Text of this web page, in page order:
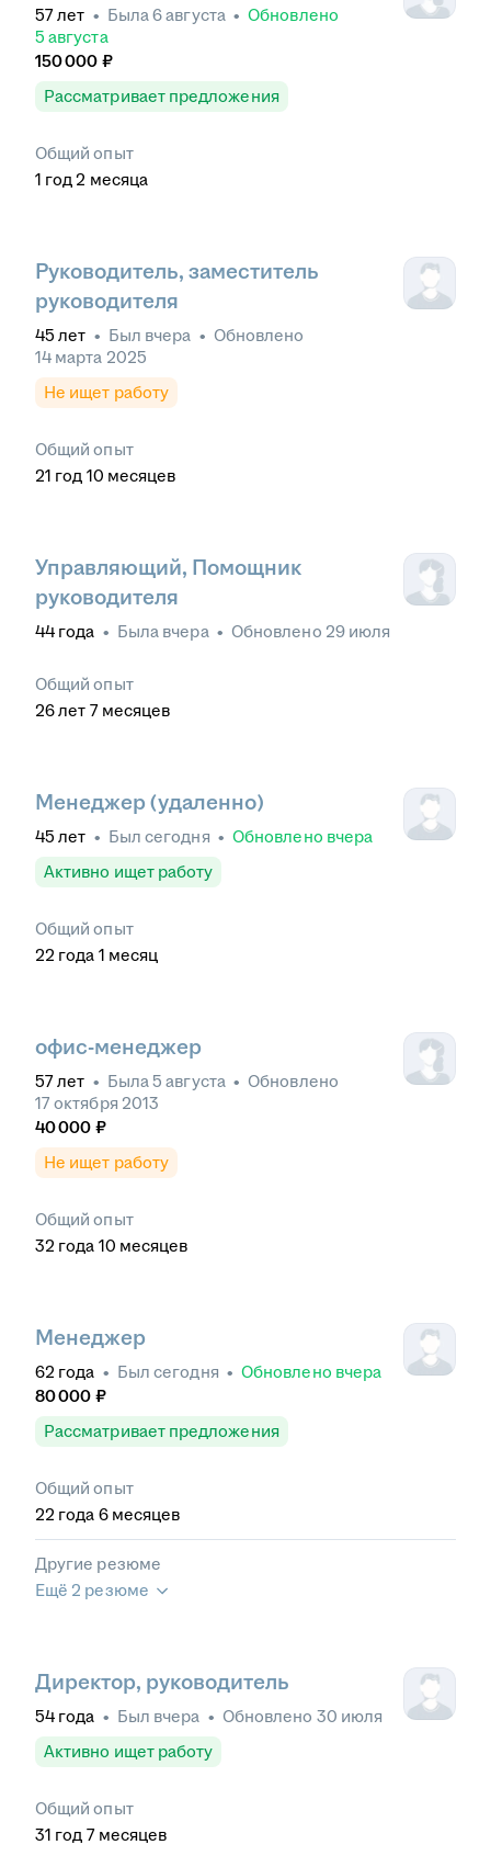
57лет • Была6 августа • Обновлено
5 августа
150 000 ₽
Рассматривает предложения
Общий опыт
1 год 2 месяца
Руководитель, заместитель
руководителя
45 лет • Был вчера • Обновлено
14 марта 2025
Не ищет работу
Общий опыт
21 год 10 месяцев
Управляющий, Помощник
руководителя
44 года • Была вчера • Обновлено 29 июля
Общий опыт
26лет 7 месяцев
Менеджер (удаленно)
45 лет • Был сегодня • Обновлено вчера
Активно ищет работу
Общий опыт
22 года 1 месяц
офис-менеджер
57лет • Была5 августа • Обновлено
17 октября 2013
40 000 ₽
Не ищет работу
Общий опыт
32 года 10 месяцев
Менеджер
62 года • Был сегодня • Обновлено вчера
80 000 ₽
Рассматривает предложения
Общий опыт
22 года 6 месяцев
Другие резюме
Ещё 2 резюме
Директор, руководитель
54 года • Был вчера • Обновлено 30 июля
Активно ищет работу
Общий опыт
31 год 7 месяцев